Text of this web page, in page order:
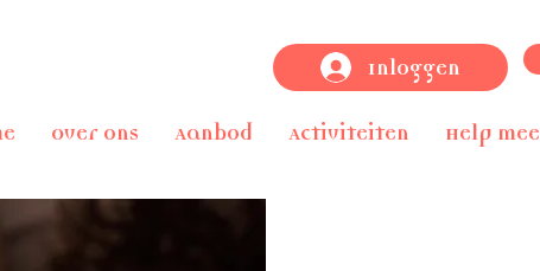
Inloggen
Over ons Aanbod Activiteiten Help mee